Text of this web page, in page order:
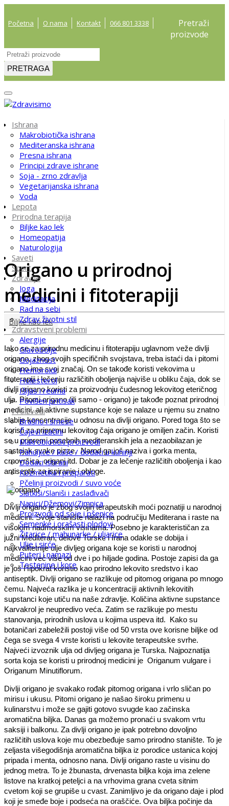
Početna O nama Kontakt 066 801 3338
Pretraži
proizvode
PRETRAGA
Ishrana
Makrobiotička ishrana
Mediteranska ishrana
Presna ishrana
Principi zdrave ishrane
Soja - zrno zdravlja
Vegetarijanska ishrana
Voda
Lepota
Prirodna terapija
Biljke kao lek
Homeopatija
Naturologija
Saveti
Sport
Zdravlje
Joga
Meditacija
Rad na sebi
Zdrav životni stil
Zdravstveni problemi
Alergije
Glavobolje
Gojaznost
Hemoroidi
Holesterol
Išijas i reuma
Povišen pritisak
Proizvodi
Brašno i smese
Čajevi izačini
Makrobiotički proizvodi
Pahuljice / kaše / dodaci u kuhinji
Dodaci ishrani
Kozmetika i preparati
Pčelinji proizvodi / suvo voće
Slatkiši/Slaniši i zaslađivači
Napici/Džemovi/Zimnica
Proizvodi od soje i pšenice
Semenke i orašasti plodovi
Žitarice / mahunarke / uljarice
Ulje i sirće
Puteri i namazi
Testenine i kore
Origano u prirodnoj
medicini i fitoterapiji
Biljke kao lek
Iako se za prirodnu medicinu i fitoterapiju uglavnom veže divlji
origano, zbog svojih specifičnih svojstava, treba istaći da i pitomi
origano ima svoj značaj. On se takođe koristi vekovima u
fitoterapiji i lečenju različitih oboljenja najviše u obliku čaja, dok se
divlji origano koristi za proizvodnju čudesnog lekovitog eteričnog
ulja. Pitomi origano (ili samo - origano) je takođe poznat prirodnoj
medicini, ali aktivne supstance koje se nalaze u njemu su znatno
slabije koncentracije u odnosu na divlji origano. Pored toga što se
koristi za pripremu lekovitog čaja origano je omiljen začin. Koristi
se u pripremi posebnih mediteranskih jela a nezaobilazan je
sastojak svake pizze. Narod ga još naziva i gorka menta,
crnovršica, origanj itd. Dobar je za lečenje različitih oboljenja i kao
antiseptik za ispiranje i obloge.
Divlji origano je zbog svojih terapeutskih moći poznatiji u narodnoj
medicini. Svoje stanište nalazi na područiju Mediterana i raste na
visokim nadmorskim visinama. Posebno je karakterističan za
južni Mediteran, delove Turske i Irana odakle se dobija i
najkvalitetnije ulje divljeg origana koje se koristi u narodnoj
medicini već više od dve i po hiljade godina. Postoje zapisi da ga
je još Hipokrat koristio kao prirodno lekovito sredstvo i kao
antiseptik. Divlji origano se razlikuje od pitomog origana po mnogo
čemu. Najveća razlika je u koncentraciji aktivnih lekovitih
supstanci koje utiču na naše zdravlje. Količina aktivne supstance
Karvakrol je neupredivo veća. Zatim se razlikuje po mestu
stanovanja, prirodnih uslova u kojima uspeva itd. Kako su
botaničari zabeležili postoji više od 50 vrsta ove korisne biljke od
čega se svega 4 vrste koristi u lekovite terapeutske svrhe.
Najveći izvoznik ulja od divljeg origana je Turska. Najpoznatija
sorta koja se koristi u prirodnoj medicini je Origanum vulgare i
Origanum Minutiflorum.
Divlji origano je svakako rođak pitomog origana i vrlo sličan po
mirisu i ukusu. Pitomi origano je našao široku primenu u
kulinarstvu i može se gajiti gotovo svugde kao začinska
aromatična biljka. Danas ga možemo pronaći u svakom vrtu
saksiji i balkonu. Za divlji origano je ipak potrebno dovoljno
različitih uslova koje mu obezbeđuje samo prirodno stanište. To je
zeljasta višegodišnja aromatična biljka iz porodice ustanica kojoj
pripada i menta, odnosno nana. Divlji origano raste u visinu do
jednog metra. To je žbunasta, drvenasta biljka koja ima zelene
listove na kratkoj peteljci a na vrhovima grana cveta sitnim
cvetom koji se grupiše u cvast. Zanimljivo je da origano daje i plod
koji je smeđe boje i podseća na oraščiće. Ova biljka počinje da